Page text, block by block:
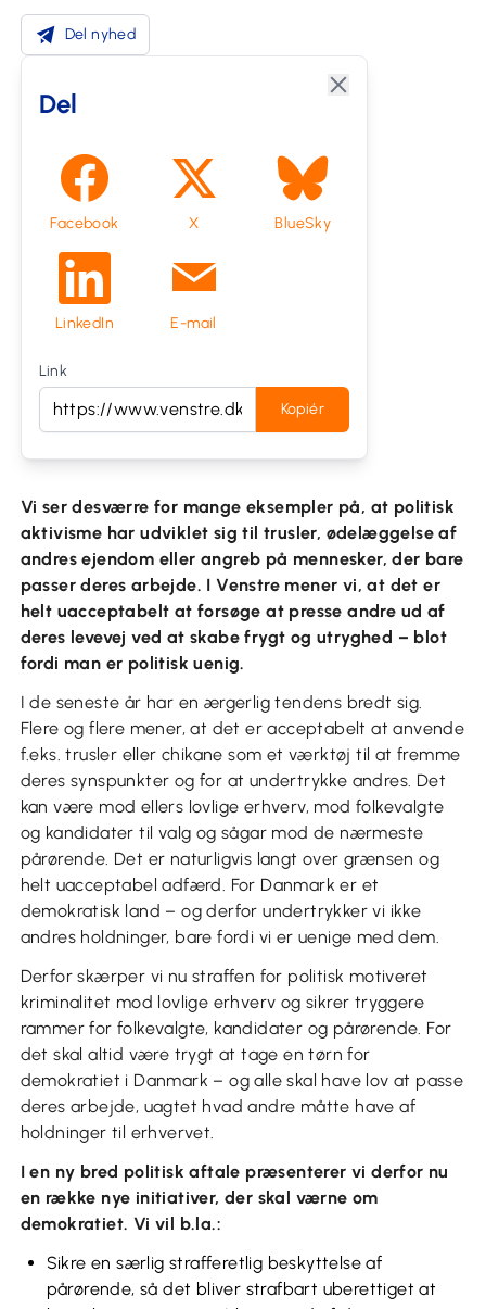
Del nyhed
Del
Facebook X BlueSky
LinkedIn E-mail
Link
Kopiér
Vi ser desværre for mange eksempler på, at politisk
aktivisme har udviklet sig til trusler, ødelæggelse af
andres ejendom eller angreb på mennesker, der bare
passer deres arbejde. I Venstre mener vi, at det er
helt uacceptabelt at forsøge at presse andre ud af
deres levevej ved at skabe frygt og utryghed – blot
fordi man er politisk uenig.
I de seneste år har en ærgerlig tendens bredt sig.
Flere og flere mener, at det er acceptabelt at anvende
f.eks. trusler eller chikane som et værktøj til at fremme
deres synspunkter og for at undertrykke andres. Det
kan være mod ellers lovlige erhverv, mod folkevalgte
og kandidater til valg og sågar mod de nærmeste
pårørende. Det er naturligvis langt over grænsen og
helt uacceptabel adfærd. For Danmark er et
demokratisk land – og derfor undertrykker vi ikke
andres holdninger, bare fordi vi er uenige med dem.
Derfor skærper vi nu straffen for politisk motiveret
kriminalitet mod lovlige erhverv og sikrer tryggere
rammer for folkevalgte, kandidater og pårørende. For
det skal altid være trygt at tage en tørn for
demokratiet i Danmark – og alle skal have lov at passe
deres arbejde, uagtet hvad andre måtte have af
holdninger til erhvervet.
I en ny bred politisk aftale præsenterer vi derfor nu
en række nye initiativer, der skal værne om
demokratiet. Vi vil b.la.:
Sikre en særlig strafferetlig beskyttelse af
pårørende, så det bliver strafbart uberettiget at